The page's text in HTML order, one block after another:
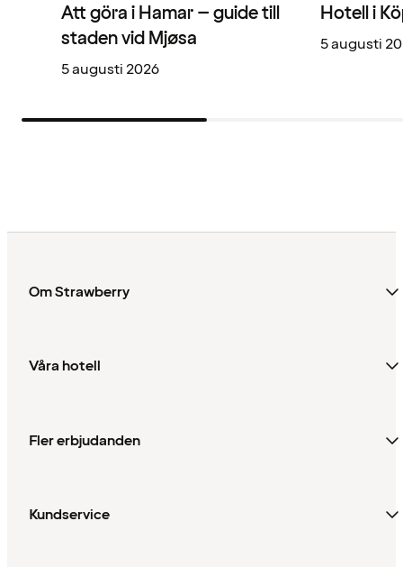
Att göra i Hamar – guide till
staden vid Mjøsa
5 augusti 2026
Hotell i
5 augusti
Om Strawberry
Våra hotell
Fler erbjudanden
Kundservice